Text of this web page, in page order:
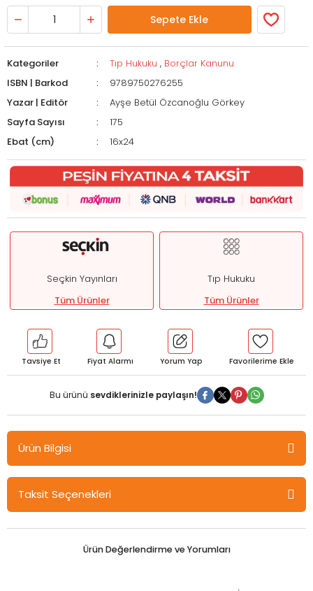
Sepete Ekle
Kategoriler Tıp Hukuku , Borçlar Kanunu
ISBN | Barkod
9789750276255
Yazar | Editör
Ayşe Betül Özcanoğlu Görkey
Sayfa Sayısı
175
Ebat (cm)
16x24
Seçkin Yayınları
Tüm Ürünler
Tıp Hukuku
Tüm Ürünler
Tavsiye Et Fiyat Alarmı Yorum Yap
Bu ürünü sevdiklerinizle paylaşın!
Ürün Bilgisi
Seçkin Hekimlik Sözleşmesi ve Hekimin Tazminat Sorumluluğu -
Ayşe Betül Özcanoğlu Görkey Seçkin Yayınları
sözleşmeden kaynaklanan hak ve yükümlülüklerinin tespiti için
hastayı iyileştirmeyi taahhüt etmez, özenli tıbbi müdahalede
Taksit Seçenekleri
Ürün Değerlendirme ve Yorumları